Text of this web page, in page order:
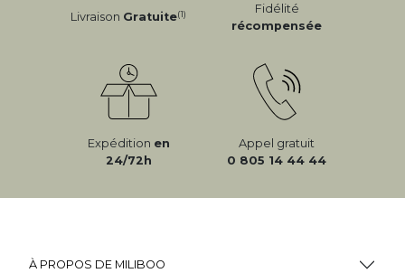
Livraison Gratuite(1)
Fidélité
récompensée
Expédition en
24/72h
Appel gratuit
0 805 14 44 44
À PROPOS DE MILIBOO